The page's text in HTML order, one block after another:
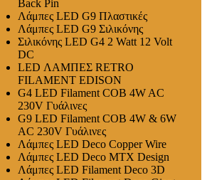
Back Pin
Λάμπες LED G9 Πλαστικές
Λάμπες LED G9 Σιλικόνης
Σιλικόνης LED G4 2 Watt 12 Volt
DC
LED ΛΑΜΠΕΣ RETRO
FILAMENT EDISON
G4 LED Filament COB 4W AC
230V Γυάλινες
G9 LED Filament COB 4W & 6W
AC 230V Γυάλινες
Λάμπες LED Deco Copper Wire
Λάμπες LED Deco MTX Design
Λάμπες LED Filament Deco 3D